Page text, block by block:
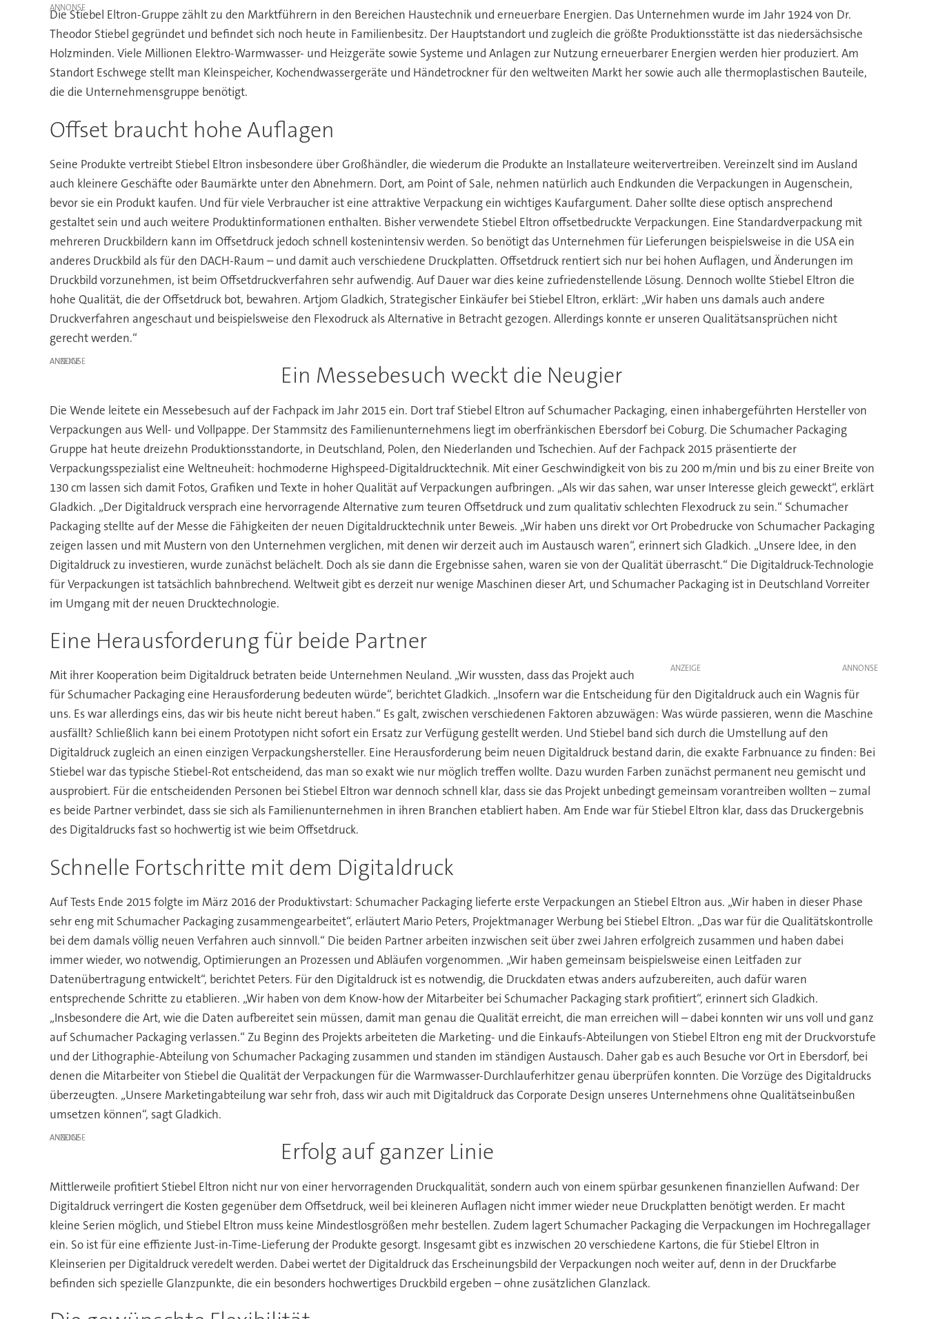
Die Stiebel Eltron-Gruppe zählt zu den Marktführern in den Bereichen Haustechnik und erneuerbare Energien. Das Unternehmen wurde im Jahr 1924 von Dr.
Theodor Stiebel gegründet und befindet sich noch heute in Familienbesitz. Der Hauptstandort und zugleich die größte Produktionsstätte ist das niedersächsische
Holzminden. Viele Millionen Elektro-Warmwasser- und Heizgeräte sowie Systeme und Anlagen zur Nutzung erneuerbarer Energien werden hier produziert. Am
Standort Eschwege stellt man Kleinspeicher, Kochendwassergeräte und Händetrockner für den weltweiten Markt her sowie auch alle thermoplastischen Bauteile,
die die Unternehmensgruppe benötigt.
Offset braucht hohe Auflagen
Seine Produkte vertreibt Stiebel Eltron insbesondere über Großhändler, die wiederum die Produkte an Installateure weitervertreiben. Vereinzelt sind im Ausland
auch kleinere Geschäfte oder Baumärkte unter den Abnehmern. Dort, am Point of Sale, nehmen natürlich auch Endkunden die Verpackungen in Augenschein,
bevor sie ein Produkt kaufen. Und für viele Verbraucher ist eine attraktive Verpackung ein wichtiges Kaufargument. Daher sollte diese optisch ansprechend
gestaltet sein und auch weitere Produktinformationen enthalten. Bisher verwendete Stiebel Eltron offsetbedruckte Verpackungen. Eine Standardverpackung mit
mehreren Druckbildern kann im Offsetdruck jedoch schnell kostenintensiv werden. So benötigt das Unternehmen für Lieferungen beispielsweise in die USA ein
anderes Druckbild als für den DACH-Raum – und damit auch verschiedene Druckplatten. Offsetdruck rentiert sich nur bei hohen Auflagen, und Änderungen im
Druckbild vorzunehmen, ist beim Offsetdruckverfahren sehr aufwendig. Auf Dauer war dies keine zufriedenstellende Lösung. Dennoch wollte Stiebel Eltron die
hohe Qualität, die der Offsetdruck bot, bewahren. Artjom Gladkich, Strategischer Einkäufer bei Stiebel Eltron, erklärt: „Wir haben uns damals auch andere
Druckverfahren angeschaut und beispielsweise den Flexodruck als Alternative in Betracht gezogen. Allerdings konnte er unseren Qualitätsansprüchen nicht
gerecht werden.“
ANZEIGE Ein Messebesuch weckt die Neugier
Die Wende leitete ein Messebesuch auf der Fachpack im Jahr 2015 ein. Dort traf Stiebel Eltron auf Schumacher Packaging, einen inhabergeführten Hersteller von
Verpackungen aus Well- und Vollpappe. Der Stammsitz des Familienunternehmens liegt im oberfränkischen Ebersdorf bei Coburg. Die Schumacher Packaging
Gruppe hat heute dreizehn Produktionsstandorte, in Deutschland, Polen, den Niederlanden und Tschechien. Auf der Fachpack 2015 präsentierte der
Verpackungsspezialist eine Weltneuheit: hochmoderne Highspeed-Digitaldrucktechnik. Mit einer Geschwindigkeit von bis zu 200 m/min und bis zu einer Breite von
130 cm lassen sich damit Fotos, Grafiken und Texte in hoher Qualität auf Verpackungen aufbringen. „Als wir das sahen, war unser Interesse gleich geweckt“, erklärt
Gladkich. „Der Digitaldruck versprach eine hervorragende Alternative zum teuren Offsetdruck und zum qualitativ schlechten Flexodruck zu sein.“ Schumacher
Packaging stellte auf der Messe die Fähigkeiten der neuen Digitaldrucktechnik unter Beweis. „Wir haben uns direkt vor Ort Probedrucke von Schumacher Packaging
zeigen lassen und mit Mustern von den Unternehmen verglichen, mit denen wir derzeit auch im Austausch waren“, erinnert sich Gladkich. „Unsere Idee, in den
Digitaldruck zu investieren, wurde zunächst belächelt. Doch als sie dann die Ergebnisse sahen, waren sie von der Qualität überrascht.“ Die Digitaldruck-Technologie
für Verpackungen ist tatsächlich bahnbrechend. Weltweit gibt es derzeit nur wenige Maschinen dieser Art, und Schumacher Packaging ist in Deutschland Vorreiter
im Umgang mit der neuen Drucktechnologie.
Eine Herausforderung für beide Partner
ANZEIGE
Mit ihrer Kooperation beim Digitaldruck betraten beide Unternehmen Neuland. „Wir wussten, dass das Projekt auch
für Schumacher Packaging eine Herausforderung bedeuten würde“, berichtet Gladkich. „Insofern war die Entscheidung für den Digitaldruck auch ein Wagnis für
uns. Es war allerdings eins, das wir bis heute nicht bereut haben.“ Es galt, zwischen verschiedenen Faktoren abzuwägen: Was würde passieren, wenn die Maschine
ausfällt? Schließlich kann bei einem Prototypen nicht sofort ein Ersatz zur Verfügung gestellt werden. Und Stiebel band sich durch die Umstellung auf den
Digitaldruck zugleich an einen einzigen Verpackungshersteller. Eine Herausforderung beim neuen Digitaldruck bestand darin, die exakte Farbnuance zu finden: Bei
Stiebel war das typische Stiebel-Rot entscheidend, das man so exakt wie nur möglich treffen wollte. Dazu wurden Farben zunächst permanent neu gemischt und
ausprobiert. Für die entscheidenden Personen bei Stiebel Eltron war dennoch schnell klar, dass sie das Projekt unbedingt gemeinsam vorantreiben wollten – zumal
es beide Partner verbindet, dass sie sich als Familienunternehmen in ihren Branchen etabliert haben. Am Ende war für Stiebel Eltron klar, dass das Druckergebnis
des Digitaldrucks fast so hochwertig ist wie beim Offsetdruck.
Schnelle Fortschritte mit dem Digitaldruck
Auf Tests Ende 2015 folgte im März 2016 der Produktivstart: Schumacher Packaging lieferte erste Verpackungen an Stiebel Eltron aus. „Wir haben in dieser Phase
sehr eng mit Schumacher Packaging zusammengearbeitet“, erläutert Mario Peters, Projektmanager Werbung bei Stiebel Eltron. „Das war für die Qualitätskontrolle
bei dem damals völlig neuen Verfahren auch sinnvoll.“ Die beiden Partner arbeiten inzwischen seit über zwei Jahren erfolgreich zusammen und haben dabei
immer wieder, wo notwendig, Optimierungen an Prozessen und Abläufen vorgenommen. „Wir haben gemeinsam beispielsweise einen Leitfaden zur
Datenübertragung entwickelt“, berichtet Peters. Für den Digitaldruck ist es notwendig, die Druckdaten etwas anders aufzubereiten, auch dafür waren
entsprechende Schritte zu etablieren. „Wir haben von dem Know-how der Mitarbeiter bei Schumacher Packaging stark profitiert“, erinnert sich Gladkich.
„Insbesondere die Art, wie die Daten aufbereitet sein müssen, damit man genau die Qualität erreicht, die man erreichen will – dabei konnten wir uns voll und ganz
auf Schumacher Packaging verlassen.“ Zu Beginn des Projekts arbeiteten die Marketing- und die Einkaufs-Abteilungen von Stiebel Eltron eng mit der Druckvorstufe
und der Lithographie-Abteilung von Schumacher Packaging zusammen und standen im ständigen Austausch. Daher gab es auch Besuche vor Ort in Ebersdorf, bei
denen die Mitarbeiter von Stiebel die Qualität der Verpackungen für die Warmwasser-Durchlauferhitzer genau überprüfen konnten. Die Vorzüge des Digitaldrucks
überzeugten. „Unsere Marketingabteilung war sehr froh, dass wir auch mit Digitaldruck das Corporate Design unseres Unternehmens ohne Qualitätseinbußen
umsetzen können“, sagt Gladkich.
ANZEIGE Erfolg auf ganzer Linie
Mittlerweile profitiert Stiebel Eltron nicht nur von einer hervorragenden Druckqualität, sondern auch von einem spürbar gesunkenen finanziellen Aufwand: Der
Digitaldruck verringert die Kosten gegenüber dem Offsetdruck, weil bei kleineren Auflagen nicht immer wieder neue Druckplatten benötigt werden. Er macht
kleine Serien möglich, und Stiebel Eltron muss keine Mindestlosgrößen mehr bestellen. Zudem lagert Schumacher Packaging die Verpackungen im Hochregallager
ein. So ist für eine effiziente Just-in-Time-Lieferung der Produkte gesorgt. Insgesamt gibt es inzwischen 20 verschiedene Kartons, die für Stiebel Eltron in
Kleinserien per Digitaldruck veredelt werden. Dabei wertet der Digitaldruck das Erscheinungsbild der Verpackungen noch weiter auf, denn in der Druckfarbe
befinden sich spezielle Glanzpunkte, die ein besonders hochwertiges Druckbild ergeben – ohne zusätzlichen Glanzlack.